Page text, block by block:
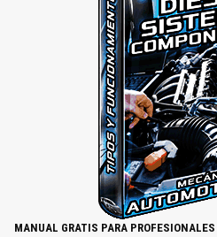
MANUAL GRATIS PARA